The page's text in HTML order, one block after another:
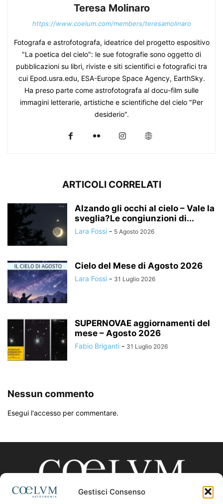
Gestisci Consenso
Teresa Molinaro
https://www.coelum.com/members/teresamolinaro
Fotografa e astrofotografa, ideatrice del progetto espositivo
"La poetica del cielo": le sue fotografie sono oggetto di
pubblicazioni su libri, riviste e siti scientifici e fotografici tra
cui Epod.usra.edu, ESA-Europe Space Agency, EarthSky.
Ha preso parte come astrofotografa al docu-film sulle
immagini letterarie, artistiche e scientifiche del cielo "Per
desiderio".
ARTICOLI CORRELATI
Alzando gli occhi al cielo – Vale la
sveglia?Le congiunzioni di...
Lara Fossi - 5 Agosto 2026
Cielo del Mese di Agosto 2026
Lara Fossi - 31 Luglio 2026
SUPERNOVAE aggiornamenti del
mese – Agosto 2026
Fabio Briganti - 31 Luglio 2026
Nessun commento
Esegui l'accesso per commentare.